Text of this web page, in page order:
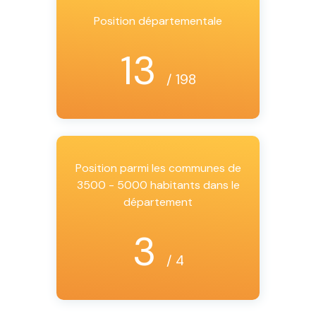
Position départementale
13 / 198
Position parmi les communes de
3500 - 5000 habitants dans le
département
3 / 4